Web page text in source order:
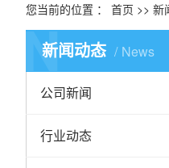
您当前的位置 ： 首页 >> 新
新闻动态 News
N
公司新闻
行业动态